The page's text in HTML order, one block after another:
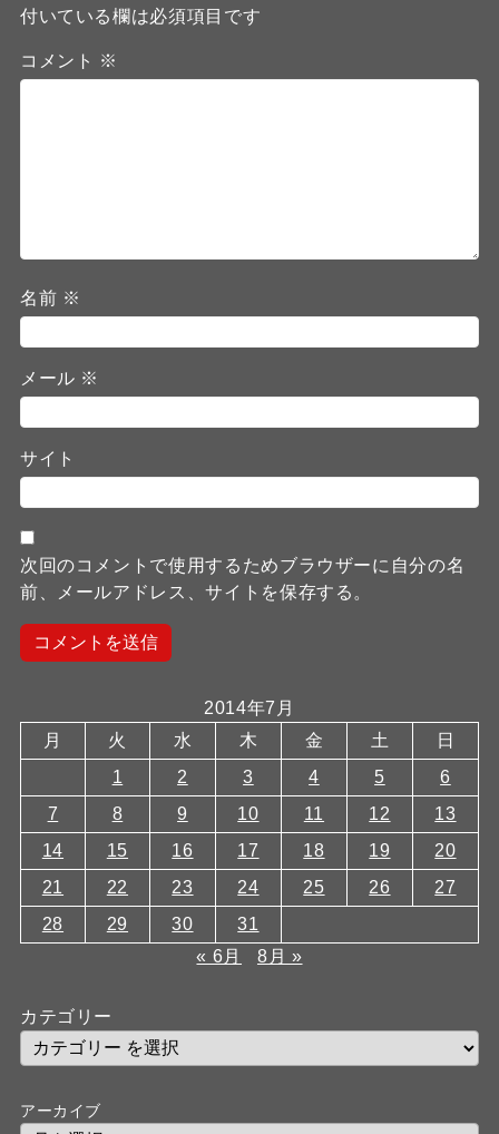
付いている欄は必須項目です
コメント ※
名前 ※
メール ※
サイト
次回のコメントで使用するためブラウザーに自分の名
前、メールアドレス、サイトを保存する。
2014年7月
月
火 水 木 金 土
日
1
2 3 4 5
6
7
8 9 10 11 12
13
14
15 16 17 18 19
20
21
22 23 24 25 26
27
28
29 30
31
« 6月
8月 »
カテゴリー
アーカイブ